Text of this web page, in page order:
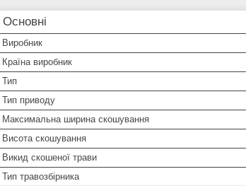
Основні
Виробник
Країна виробник
Тип
Тип приводу
Максимальна ширина скошування
Висота скошування
Викид скошеної трави
Тип травозбірника